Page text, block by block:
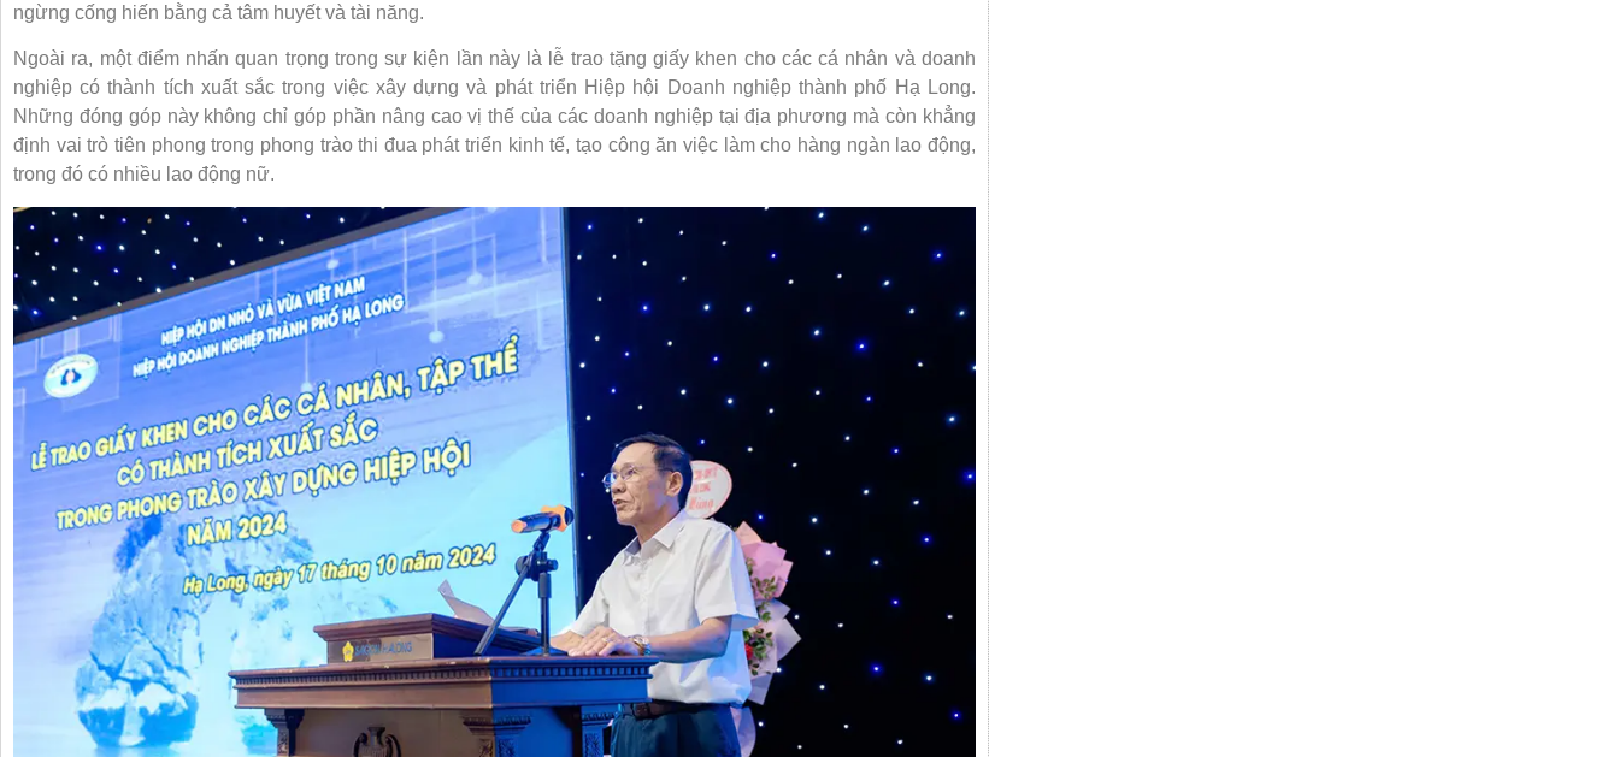
ngừng cống hiến bằng cả tâm huyết và tài năng.
Ngoài ra, một điểm nhấn quan trọng trong sự kiện lần này là lễ trao tặng giấy khen cho các cá nhân và doanh
nghiệp có thành tích xuất sắc trong việc xây dựng và phát triển Hiệp hội Doanh nghiệp thành phố Hạ Long.
Những đóng góp này không chỉ góp phần nâng cao vị thế của các doanh nghiệp tại địa phương mà còn khẳng
định vai trò tiên phong trong phong trào thi đua phát triển kinh tế, tạo công ăn việc làm cho hàng ngàn lao động,
trong đó có nhiều lao động nữ.